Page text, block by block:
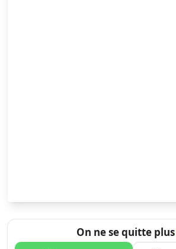
On ne se quitte